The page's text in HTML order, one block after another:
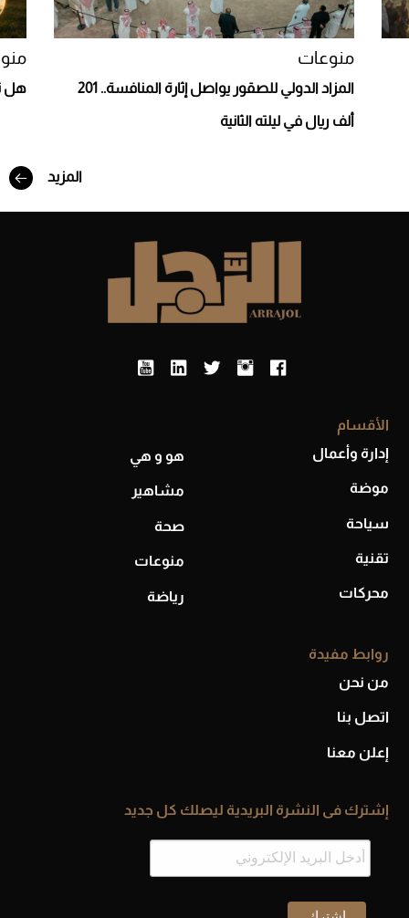
أحذية Mary Jane: ترف وأناقة للرجال
منوعات
المزاد الدولي للصقور يواصل إثارة المنافسة.. 201
ألف ريال في ليلته الثانية
هل
المزيد
الأقسام
إدارة وأعمال
موضة
سياحة
تقنية
محركات
هو و هي
مشاهير
صحة
منوعات
رياضة
روابط مفيدة
من نحن
اتصل بنا
إعلن معنا
إشترك فى النشرة البريدية ليصلك كل جديد